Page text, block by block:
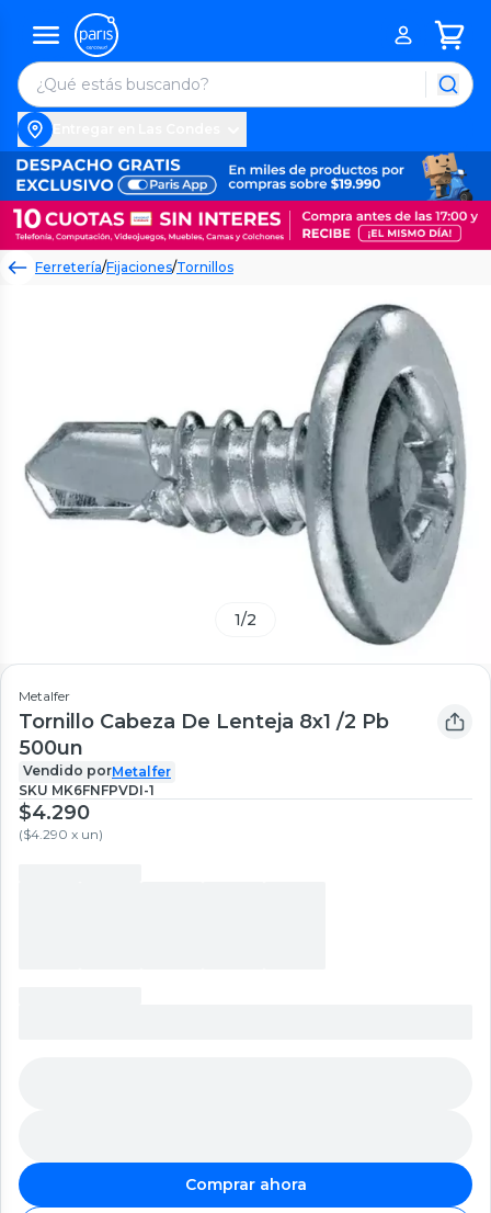
Ferretería/Fijaciones/Tornillos
1/2
Metalfer
Tornillo Cabeza De Lenteja 8x1 /2 Pb
500un
Vendido porMetalfer
SKU MK6FNFPVDI-1
$4.290
($4.290 x un)
Comprar ahora